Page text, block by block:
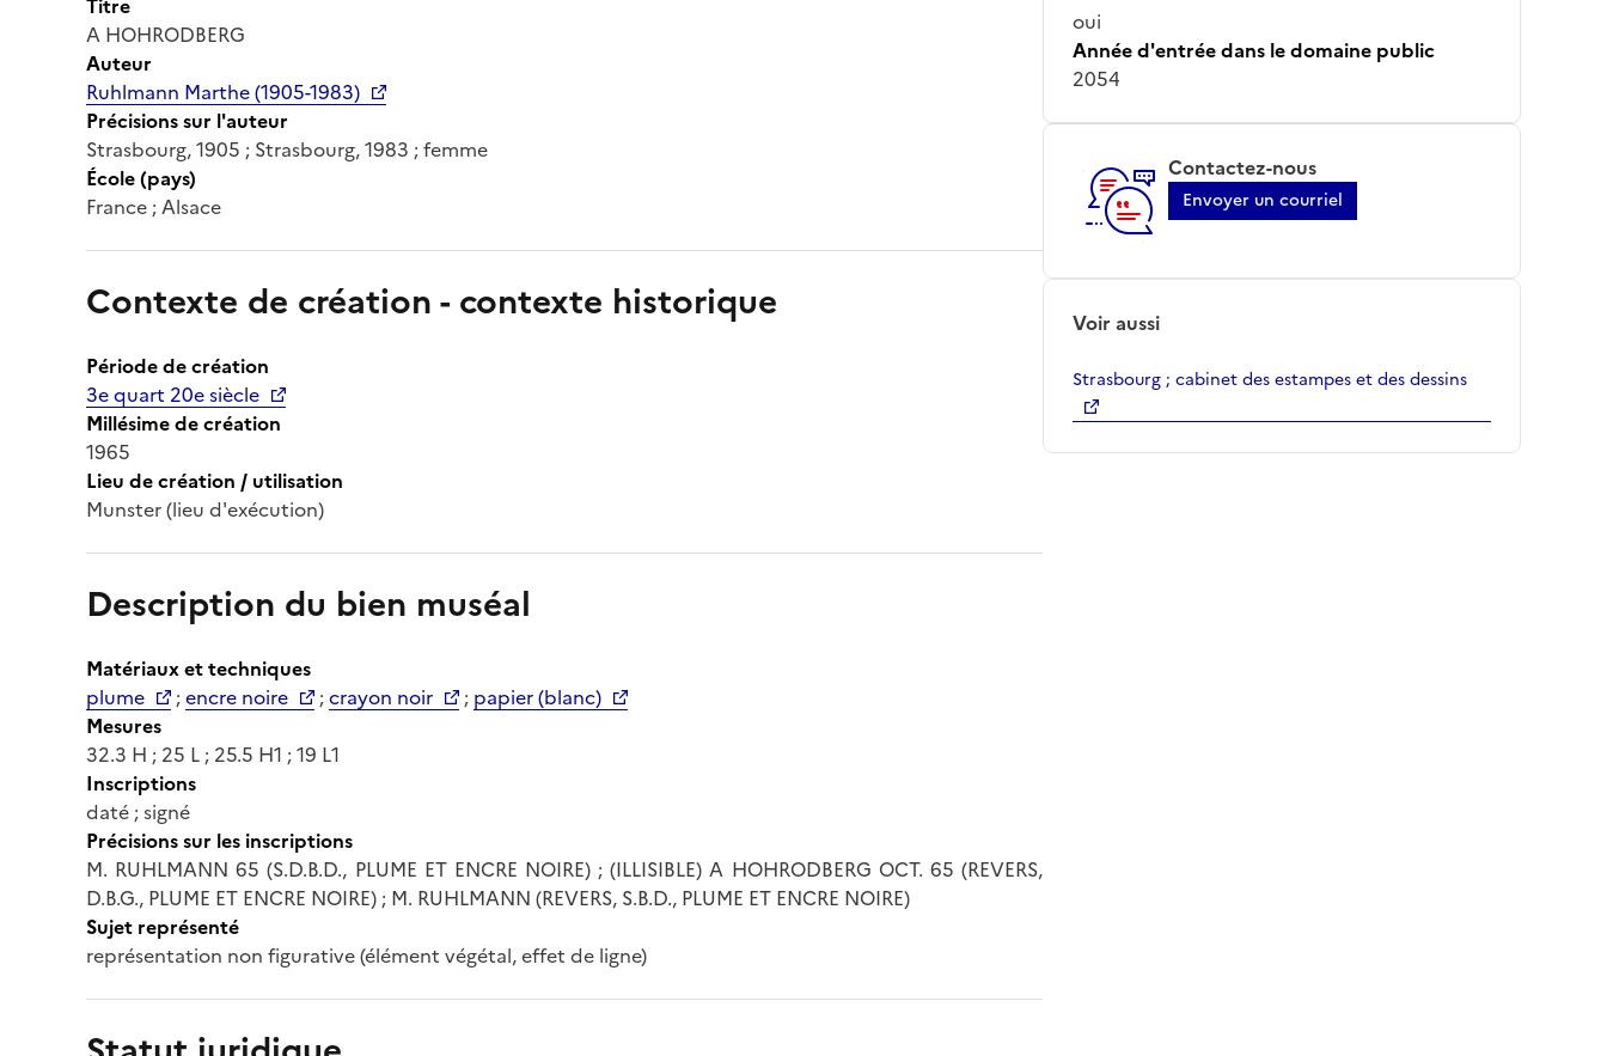
A HOHRODBERG
Auteur
Ruhlmann Marthe (1905-1983)
Précisions sur l'auteur
Strasbourg, 1905 ; Strasbourg, 1983 ; femme
École (pays)
France ; Alsace
Contexte de création - contexte historique
Période de création
3e quart 20e siècle
Millésime de création
1965
Lieu de création / utilisation
Munster (lieu d'exécution)
Description du bien muséal
Matériaux et techniques
plume
;encre noire ;crayon noir ; papier (blanc)
Mesures
32.3 H ; 25 L ; 25.5 H1 ; 19 L1
Inscriptions
daté ; signé
Précisions sur les inscriptions
M. RUHLMANN 65 (S.D.B.D., PLUME ET ENCRE NOIRE) ; (ILLISIBLE) A HOHRODBERG OCT. 65 (REVERS,
D.B.G., PLUME ET ENCRE NOIRE) ; M. RUHLMANN (REVERS, S.B.D., PLUME ET ENCRE NOIRE)
Sujet représenté
représentation non figurative (élément végétal, effet de ligne)
oui
Année d'entrée dans le domaine public
2054
Contactez-nous
Envoyer un courriel
Voir aussi
Strasbourg ; cabinet des estampes et des dessins